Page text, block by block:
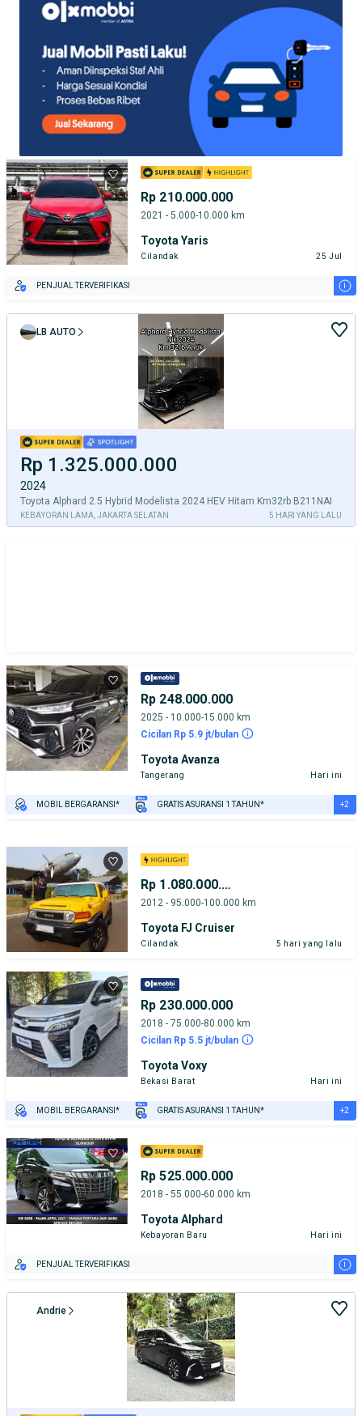
Rp 210.000.000
2021 - 5.000-10.000 km
Toyota Yaris
Cilandak 25 Jul
PENJUAL TERVERIFIKASI i
Rp 1.325.000.000
2024
Toyota Alphard 2.5 Hybrid Modelista 2024 HEV Hitam Km32rb B211NAI
KEBAYORAN LAMA, JAKARTA SELATAN 5 HARI YANG LALU
LB AUTO
Rp 248.000.000
2025 - 10.000-15.000 km
Cicilan Rp 5.9 jt/bulan
Toyota Avanza
Tangerang Hari ini
MOBIL BERGARANSI* GRATIS ASURANSI 1 TAHUN* +2
Rp 1.080.000.000
2012 - 95.000-100.000 km
Toyota FJ Cruiser
Cilandak 5 hari yang lalu
Rp 230.000.000
2018 - 75.000-80.000 km
Cicilan Rp 5.5 jt/bulan
Toyota Voxy
Bekasi Barat Hari ini
MOBIL BERGARANSI* GRATIS ASURANSI 1 TAHUN* +2
Rp 525.000.000
2018 - 55.000-60.000 km
Toyota Alphard
Kebayoran Baru Hari ini
PENJUAL TERVERIFIKASI i
Andrie